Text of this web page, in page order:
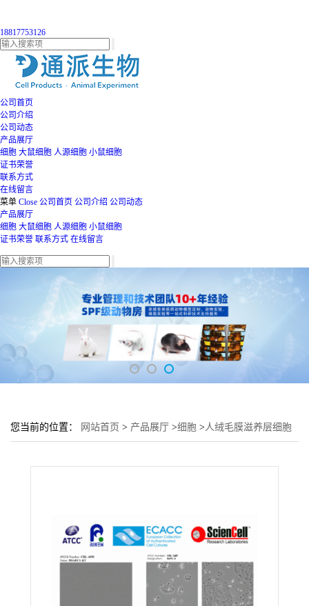
18817753126
公司首页
公司介绍
公司动态
产品展厅
细胞 大鼠细胞 人源细胞 小鼠细胞
证书荣誉
联系方式
在线留言
菜单 Close 公司首页 公司介绍 公司动态
产品展厅
细胞 大鼠细胞 人源细胞 小鼠细胞
证书荣誉 联系方式 在线留言
您当前的位置： 网站首页 > 产品展厅 >细胞 >人绒毛膜滋养层细胞